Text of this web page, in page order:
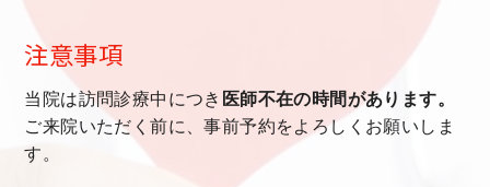
注意事項
当院は訪問診療中につき 医師不在の時間があります。
ご来院いただく前に、事前予約をよろしくお願いしま
す。